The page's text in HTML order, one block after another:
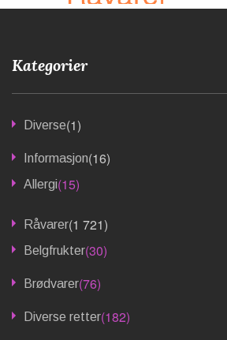
Kategorier
Diverse(1)
Informasjon(16)
Allergi(15)
Råvarer(1 721)
Belgfrukter(30)
Brødvarer(76)
Diverse retter(182)